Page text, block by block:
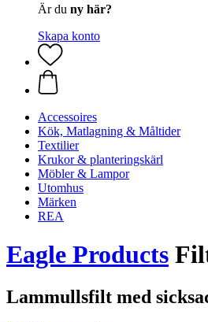
Är du ny här?
Skapa konto
Accessoires
Kök, Matlagning & Måltider
Textilier
Krukor & planteringskärl
Möbler & Lampor
Utomhus
Märken
REA
Eagle Products
Lammullsfilt med